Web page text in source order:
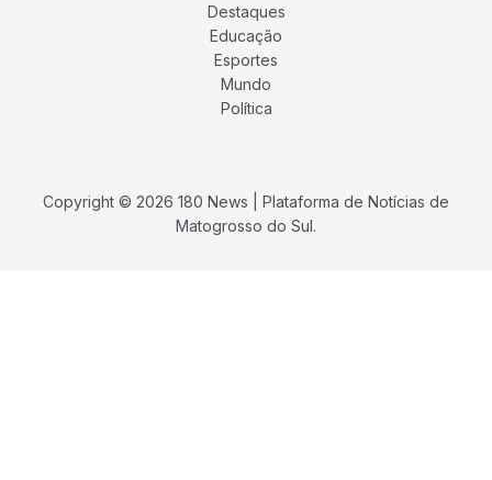
Destaques
Educação
Esportes
Mundo
Política
Copyright © 2026 180 News | Plataforma de Notícias de
Matogrosso do Sul.